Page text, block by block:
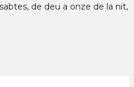
de deu a onze de la nit,